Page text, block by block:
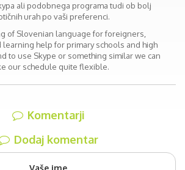
ali podobnega programa tudi ob bolj
urah po vaši preferenci.
of Slovenian language for foreigners,
help for primary schools and high
to use Skype or something similar we can
our schedule quite flexible.
Komentarji
Dodaj komentar
Vaše ime